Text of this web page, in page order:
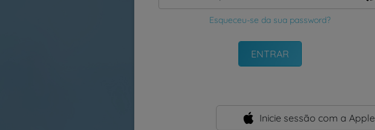
Esqueceu-se da sua password?
Inicie sessão com a Apple